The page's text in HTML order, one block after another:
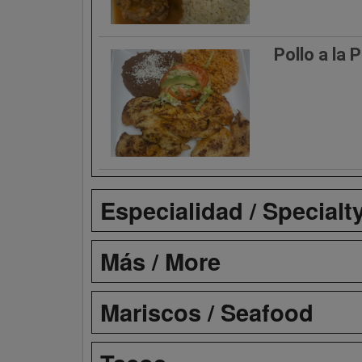
Pollo a la
Especialidad /
Más / More
Mariscos / Seafood